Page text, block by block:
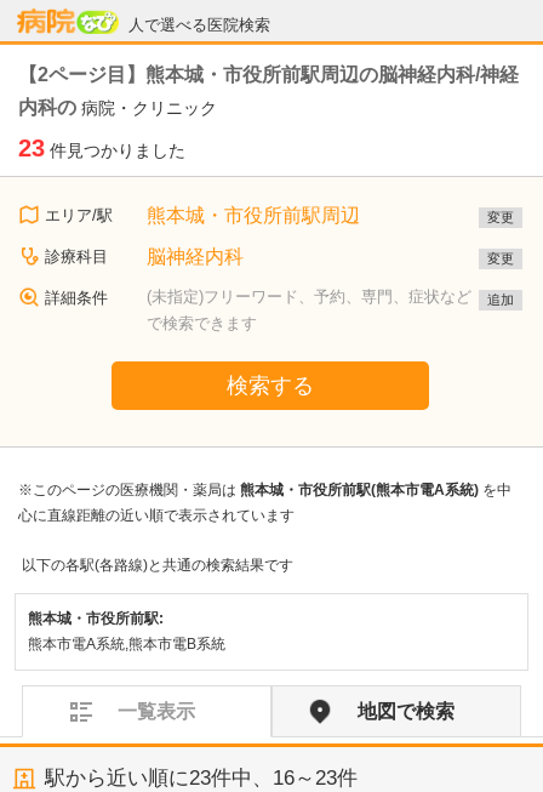
人で選べる医院検索
病院なび
【2ページ目】熊本城・市役所前駅周辺の脳神経内科/神経
内科の 病院・クリニック
23 件見つかりました
エリア/駅 熊本城・市役所前駅周辺 変更
診療科目 脳神経内科 変更
詳細条件
(未指定)フリーワード、予約、専門、症状など
で検索できます
追加
検索する
※このページの医療機関・薬局は 熊本城・市役所前駅(熊本市電A系統) を中
心に直線距離の近い順で表示されています
以下の各駅(各路線)と共通の検索結果です
熊本城・市役所前駅:
熊本市電A系統,熊本市電B系統
一覧表示 地図で検索
駅から近い順に23件中、 16～23件